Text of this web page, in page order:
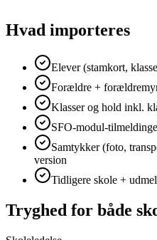
Hvad importeres
Elever (stamkort,
Forældre +
Klasser og hold inkl.
SFO-modul-
Samtykker (foto,
version
Tidligere skole +
Tryghed for både